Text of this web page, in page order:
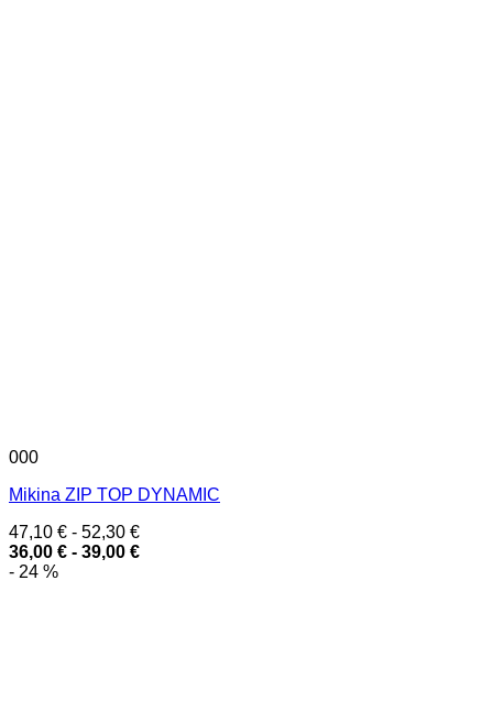
000
Mikina ZIP TOP DYNAMIC
47,10 € - 52,30 €
36,00 € - 39,00 €
- 24 %